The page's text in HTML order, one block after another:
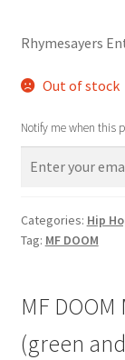
Rhymesayers
Out of stock
Notify me when this
Categories: Hip
Tag: MF DOOM
MF
(green